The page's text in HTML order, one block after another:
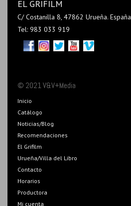
EL GRIFILM
C/ Costanilla 8, 47862 Urueña. España
Tel: 983 033 919
© 2021 V&V+Media
Inicio
Catálogo
Noticias/Blog
Recomendaciones
El Grifilm
Urueña/Villa del Libro
Contacto
Horarios
Productora
Mi cuenta